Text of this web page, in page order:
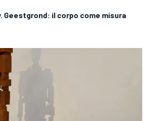
Geestgrond: il corpo come misura